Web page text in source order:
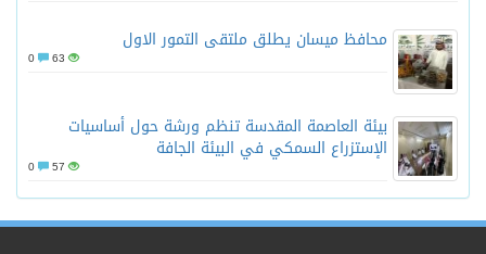
محافظ ميسان يطلق ملتقى التمور الاول
63
بيئة العاصمة المقدسة تنظم ورشة حول أساسيات
الإستزراع السمكي في البيئة الجافة
57